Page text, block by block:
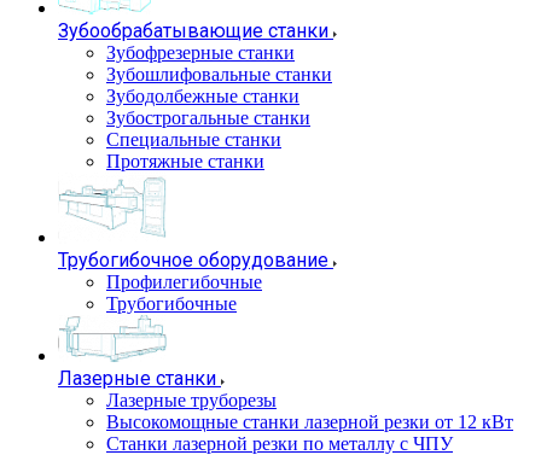
Зубообрабатывающие станки
Зубофрезерные станки
Зубошлифовальные станки
Зубодолбежные станки
Зубострогальные станки
Специальные станки
Протяжные станки
Трубогибочное оборудование
Профилегибочные
Трубогибочные
Лазерные станки
Лазерные труборезы
Высокомощные станки лазерной резки от 12 кВт
Станки лазерной резки по металлу с ЧПУ